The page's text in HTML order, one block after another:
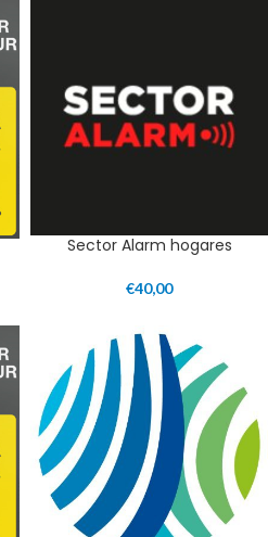
Sector Alarm hogares
€40,00